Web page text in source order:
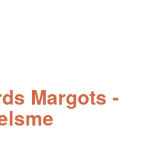
Margots -